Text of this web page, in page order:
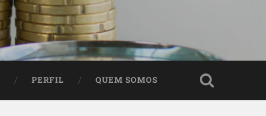
PERFIL QUEM SOMOS